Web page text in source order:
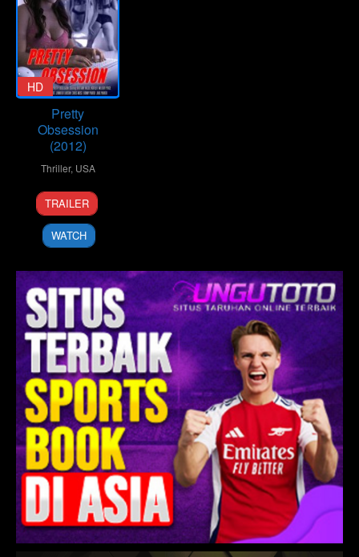
HD
Pretty
Obsession
(2012)
Thriller, USA
16
Mar
2012
Michael
Baumgarten
TRAILER
WATCH